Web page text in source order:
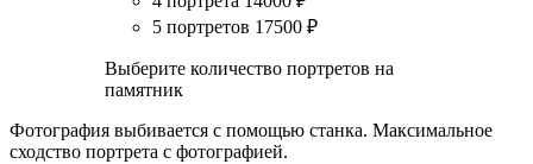
5 портретов 17500 ₽
Выберите количество портретов на
памятник
Фотография выбивается с помощью станка. Максимальное
сходство портрета с фотографией.